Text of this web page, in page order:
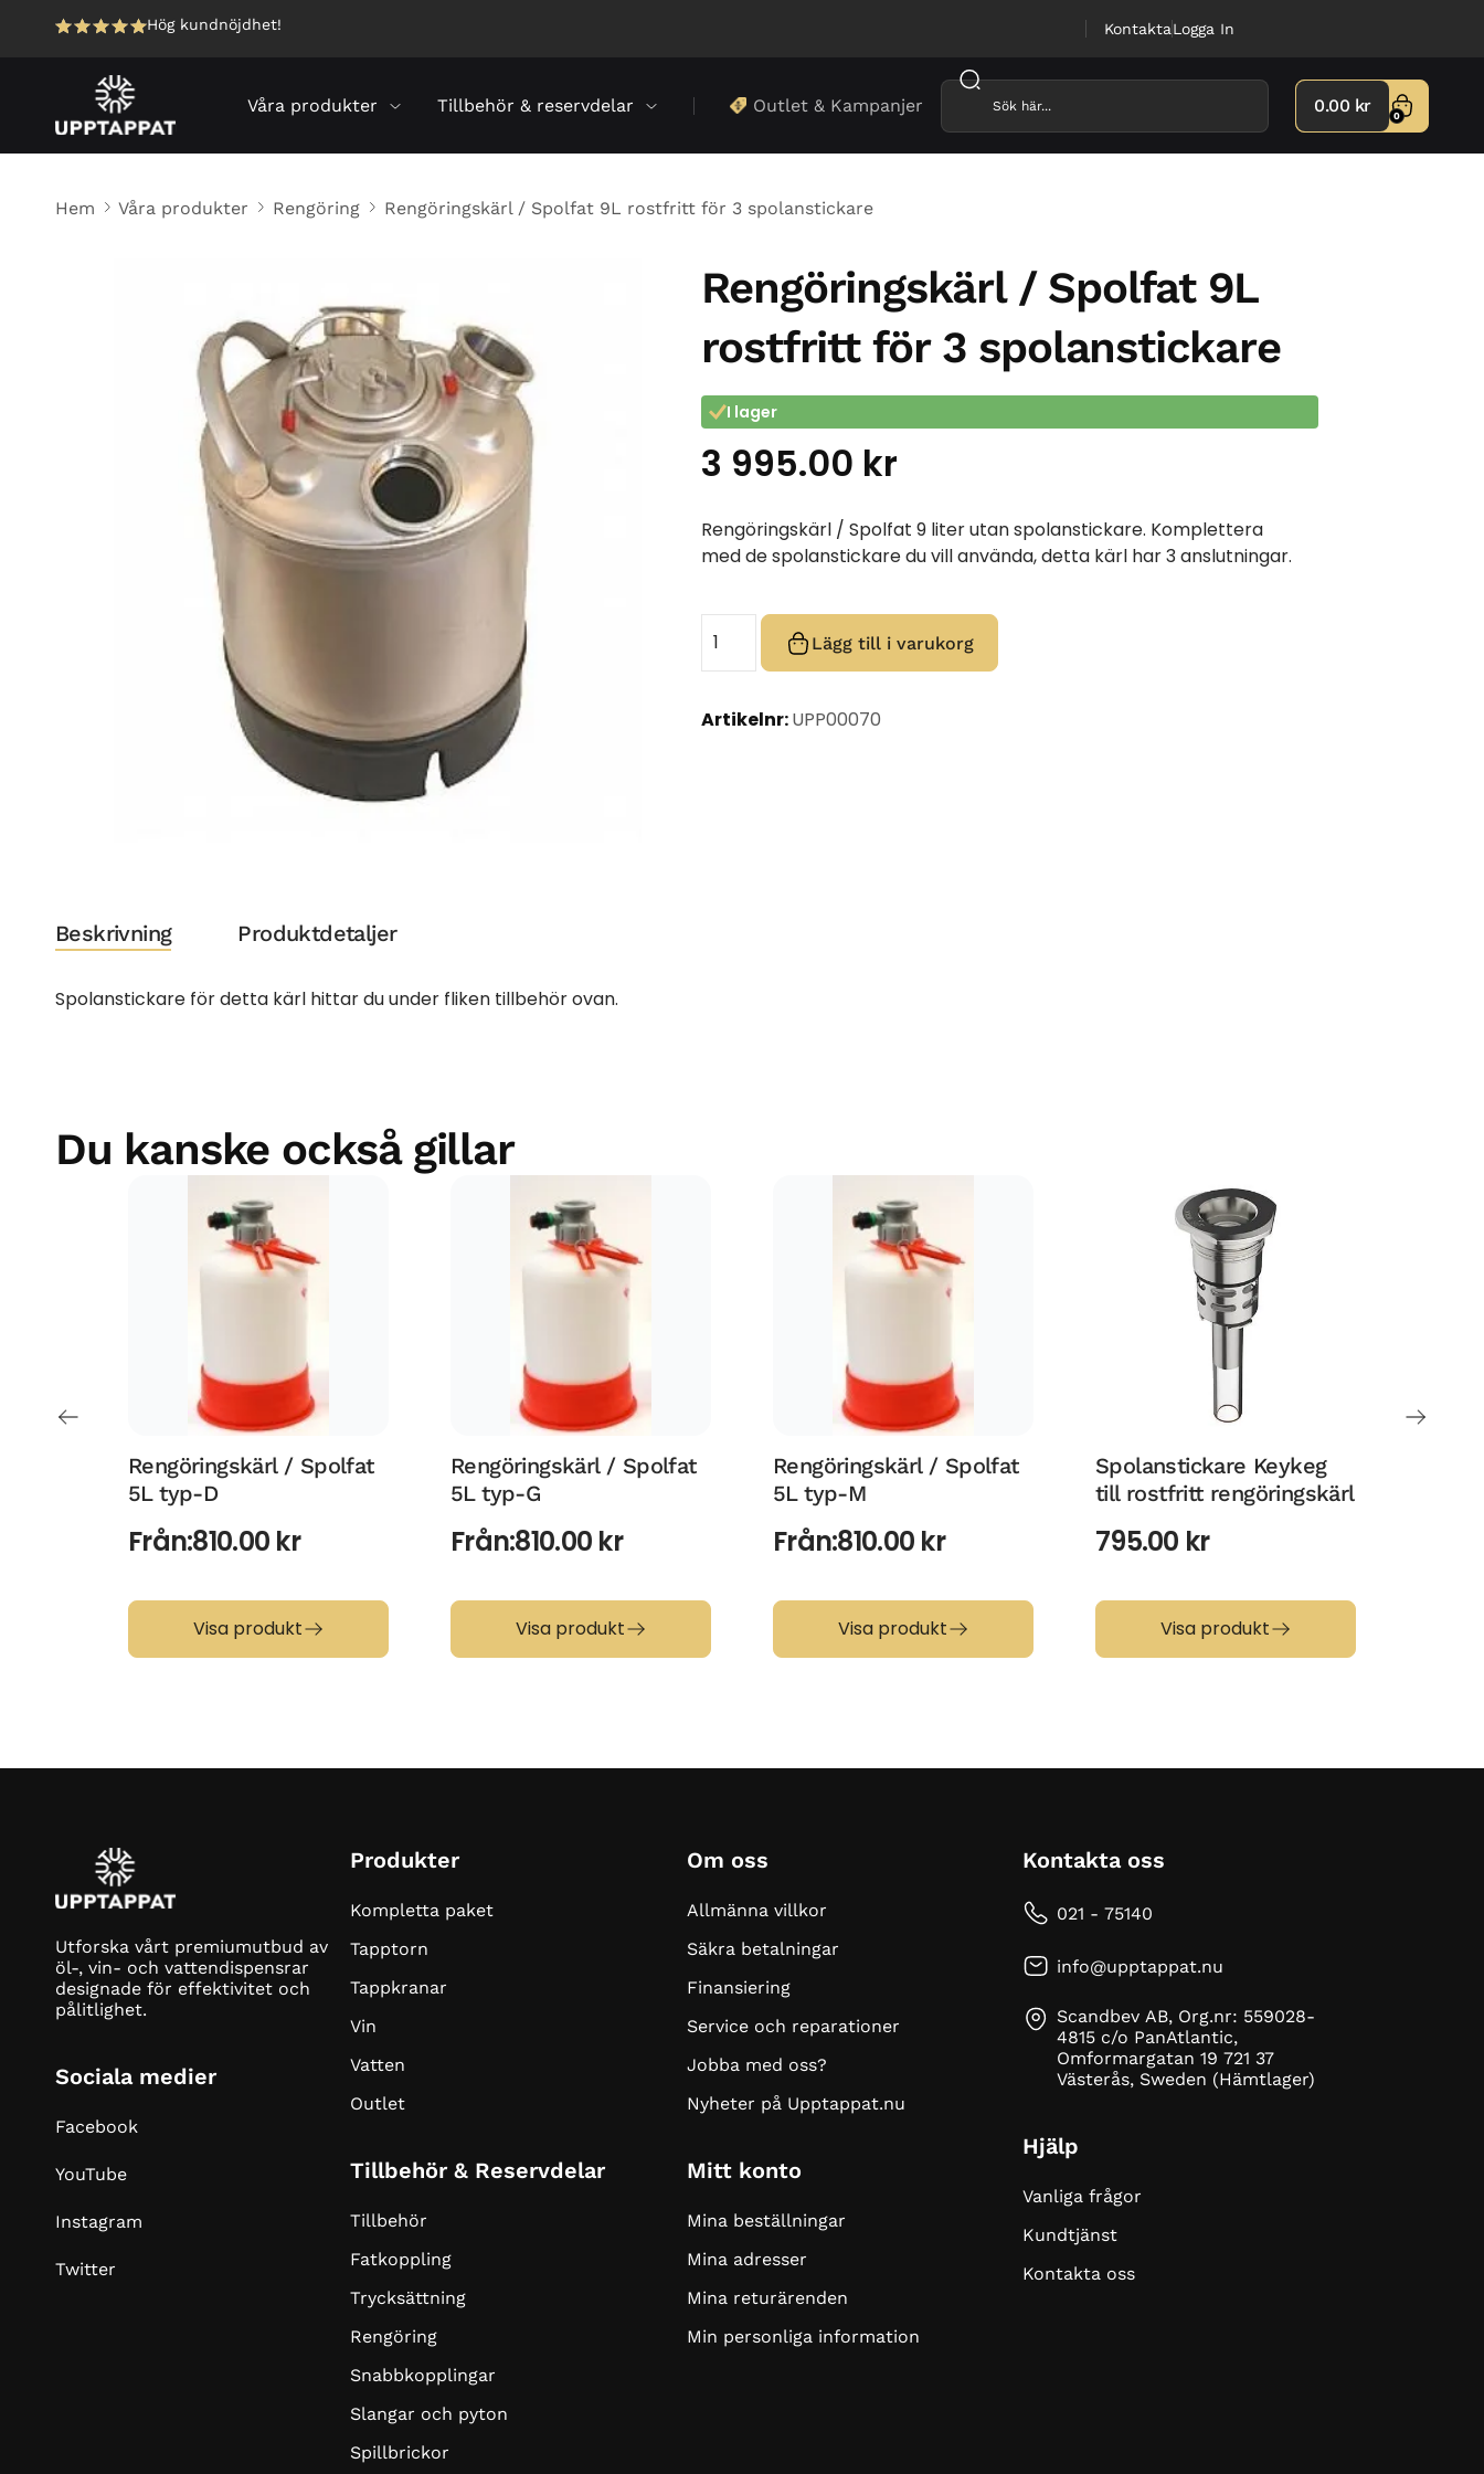
Hög kundnöjdhet! KontaktaLogga In
Våra produkter Tillbehör & reservdelar Outlet & Kampanjer 0.00 kr 0
Hem Våra produkter Rengöring Rengöringskärl / Spolfat 9L rostfritt för 3 spolanstickare
Rengöringskärl / Spolfat 9L
rostfritt för 3 spolanstickare
I lager
3 995.00 kr
Rengöringskärl / Spolfat 9 liter utan spolanstickare. Komplettera
med de spolanstickare du vill använda, detta kärl har 3 anslutningar.
Lägg till i varukorg
Artikelnr:UPP00070
Beskrivning Produktdetaljer
Spolanstickare för detta kärl hittar du under fliken tillbehör ovan.
Du kanske också gillar
Rengöringskärl / Spolfat
5L typ-D
Från:810.00 kr
Visa produkt
Rengöringskärl / Spolfat
5L typ-G
Från:810.00 kr
Visa produkt
Rengöringskärl / Spolfat
5L typ-M
Från:810.00 kr
Visa produkt
Spolanstickare Keykeg
till rostfritt rengöringskärl
795.00 kr
Visa produkt
Utforska vårt premiumutbud av
öl-, vin- och vattendispensrar
designade för effektivitet och
pålitlighet.
Sociala medier
Facebook
YouTube
Instagram
Twitter
Produkter
Kompletta paket
Tapptorn
Tappkranar
Vin
Vatten
Outlet
Tillbehör & Reservdelar
Tillbehör
Fatkoppling
Trycksättning
Rengöring
Snabbkopplingar
Slangar och pyton
Spillbrickor
Om oss
Allmänna villkor
Säkra betalningar
Finansiering
Service och reparationer
Jobba med oss?
Nyheter på Upptappat.nu
Mitt konto
Mina beställningar
Mina adresser
Mina returärenden
Min personliga information
Kontakta oss
021 - 75140
info@upptappat.nu
Scandbev AB, Org.nr: 559028-
4815 c/o PanAtlantic,
Omformargatan 19 721 37
Västerås, Sweden (Hämtlager)
Hjälp
Vanliga frågor
Kundtjänst
Kontakta oss